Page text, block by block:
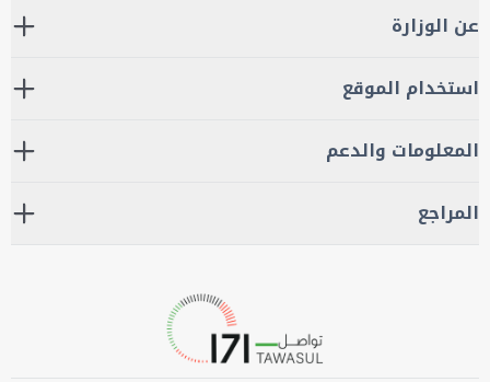
عن الوزارة
استخدام الموقع
المعلومات والدعم
المراجع